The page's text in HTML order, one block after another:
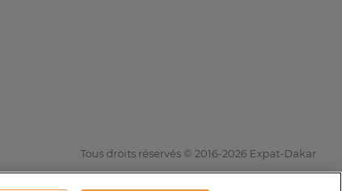
Tous droits réservés © 2016-2026 Expat-Dakar